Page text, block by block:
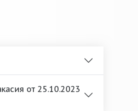
от 25.10.2023